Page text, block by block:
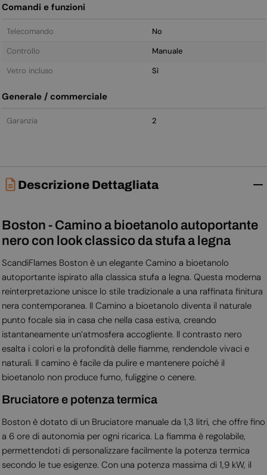
Comandi e funzioni
Telecomando
No
Controllo
Manuale
Vetro incluso
Sì
Generale / commerciale
Garanzia 2
Descrizione Dettagliata
Boston - Camino a bioetanolo autoportante
nero con look classico da stufa a legna
ScandiFlames Boston è un elegante Camino a bioetanolo
autoportante ispirato alla classica stufa a legna. Questa moderna
reinterpretazione unisce lo stile tradizionale a una raffinata finitura
nera contemporanea. Il Camino a bioetanolo diventa il naturale
punto focale sia in casa che nella casa estiva, creando
istantaneamente un’atmosfera accogliente. Il contrasto nero
esalta i colori e la profondità delle fiamme, rendendole vivaci e
naturali. Il camino è facile da pulire e mantenere poiché il
bioetanolo non produce fumo, fuliggine o cenere.
Bruciatore e potenza termica
Boston è dotato di un Bruciatore manuale da 1,3 litri, che offre fino
a 6 ore di autonomia per ogni ricarica. La fiamma è regolabile,
permettendoti di personalizzare facilmente la potenza termica
secondo le tue esigenze. Con una potenza massima di 1,9 kW, il